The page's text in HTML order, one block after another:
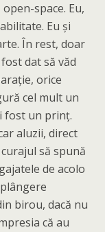
space. Eu,
Eu și
În rest, doar
dat să văd
orice
cel mult un
fost un prinț.
aluzii, direct
să spună
de acolo
birou, dacă nu
că au